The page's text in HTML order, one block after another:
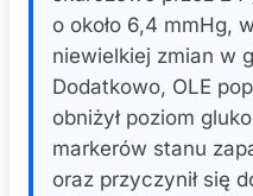
o około 6,4 mmHg,
niewielkiej zmian w
Dodatkowo, OLE
obniżył poziom
markerów stanu
oraz przyczynił się